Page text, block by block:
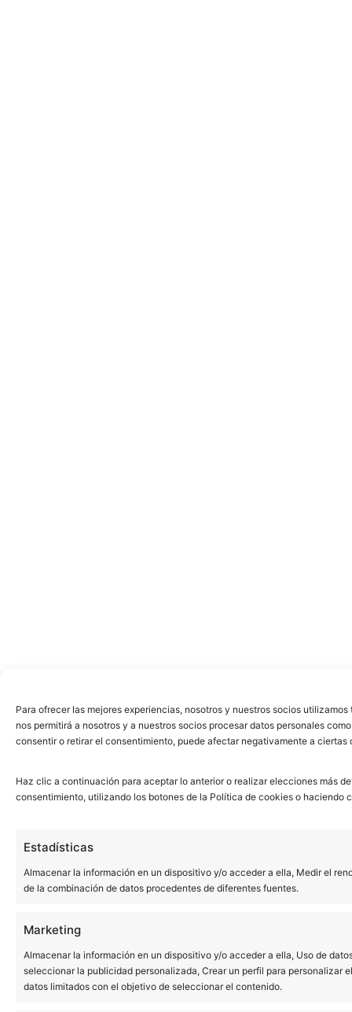
Para ofrecer las mejores experiencias, nosotros y nuestros socios
nos permitirá a nosotros y a nuestros socios procesar datos personales
consentir o retirar el consentimiento, puede afectar negativamente a
Haz clic a continuación para aceptar lo anterior o realizar elecciones más
consentimiento, utilizando los botones de la Política de cookies o
Estadísticas
Almacenar la información en un dispositivo y/o acceder a ella, Medir el
de la combinación de datos procedentes de diferentes fuentes.
Marketing
Almacenar la información en un dispositivo y/o acceder a ella, Uso de
seleccionar la publicidad personalizada, Crear un perfil para personalizar
datos limitados con el objetivo de seleccionar el contenido.